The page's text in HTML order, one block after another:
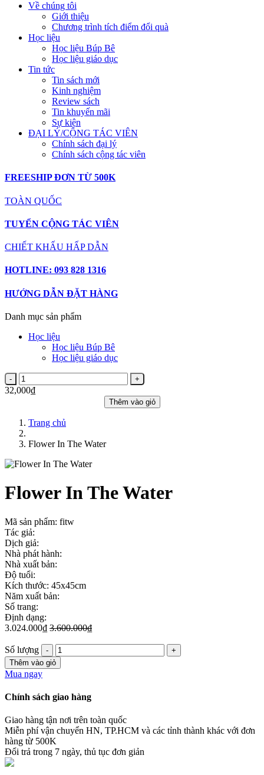
Về chúng tôi
Giới thiệu
Chương trình tích điểm đổi quà
Học liệu
Học liệu Búp Bê
Học liệu giáo dục
Tin tức
Tin sách mới
Kinh nghiệm
Review sách
Tin khuyến mãi
Sự kiện
ĐẠI LÝ/CỘNG TÁC VIÊN
Chính sách đại lý
Chính sách cộng tác viên
FREESHIP ĐƠN TỪ 500K
TOÀN QUỐC
TUYỂN CỘNG TÁC VIÊN
CHIẾT KHẤU HẤP DẪN
HOTLINE: 093 828 1316
HƯỚNG DẪN ĐẶT HÀNG
Danh mục sản phẩm
Học liệu
Học liệu Búp Bê
Học liệu giáo dục
32,000₫
Thêm vào giỏ
Trang chủ
Flower In The Water
Flower In The Water
Mã sản phẩm: fitw
Tác giả:
Dịch giả:
Nhà phát hành:
Nhà xuất bản:
Độ tuổi:
Kích thước: 45x45cm
Năm xuất bản:
Số trang:
Định dạng:
3.024.000₫ 3.600.000₫
Số lượng
Thêm vào giỏ
Mua ngay
Chính sách giao hàng
Giao hàng tận nơi trên toàn quốc
Miễn phí vận chuyển HN, TP.HCM và các tỉnh thành khác với đơn
hàng từ 500K
Đổi trả trong 7 ngày, thủ tục đơn giản